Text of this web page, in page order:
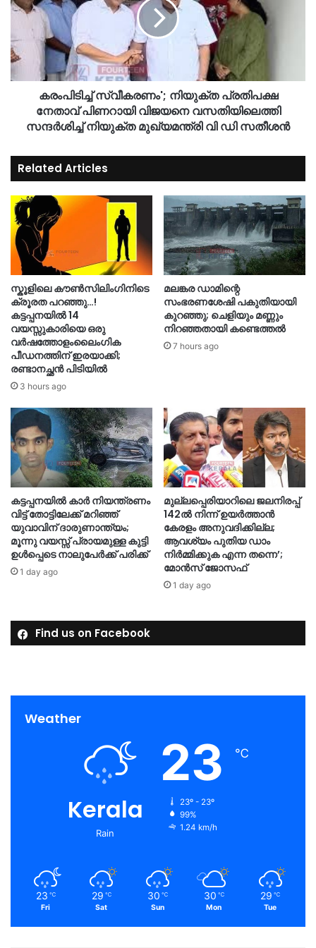
കരംപിടിച്ച് സ്വീകരണം'; നിയുക്ത പ്രതിപക്ഷ
നേതാവ് പിണറായി വിജയനെ വസതിയിലെത്തി
സന്ദര്‍ശിച്ച് നിയുക്ത മുഖ്യമന്ത്രി വി ഡി സതീശന്‍
Related Articles
സ്കൂളിലെ കൗൺസിലിംഗിനിടെ
ക്രൂരത പറഞ്ഞു…!
കട്ടപ്പനയിൽ 14
വയസ്സുകാരിയെ ഒരു
വർഷത്തോളംലൈംഗിക
പീഡനത്തിന് ഇരയാക്കി;
രണ്ടാനച്ഛൻ പിടിയിൽ
3 hours ago
മലങ്കര ഡാമിന്റെ
സംഭരണശേഷി പകുതിയായി
കുറഞ്ഞു; ചെളിയും മണ്ണും
നിറഞ്ഞതായി കണ്ടെത്തൽ
7 hours ago
കട്ടപ്പനയിൽ കാർ നിയന്ത്രണം
വിട്ട് തോട്ടിലേക്ക് മറിഞ്ഞ്
യുവാവിന് ദാരുണാന്ത്യം;
മൂന്നു വയസ്സ് പ്രായമുള്ള കുട്ടി
ഉൾപ്പെടെ നാലുപേർക്ക് പരിക്ക്
1 day ago
മുല്ലപ്പെരിയാറിലെ ജലനിരപ്പ്
142ല്‍ നിന്ന് ഉയര്‍ത്താന്‍
കേരളം അനുവദിക്കില്ല;
ആവശ്യം പുതിയ ഡാം
നിര്‍മ്മിക്കുക എന്ന തന്നെ’;
മോന്‍സ് ജോസഫ്
1 day ago
Find us on Facebook
Weather
Kerala
Rain
23 ℃
23º - 23º
99%
1.24 km/h
23 ℃
Fri
29 ℃
Sat
30 ℃
Sun
30 ℃
Mon
29 ℃
Tue